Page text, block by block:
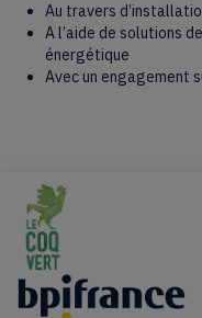
Au travers
A l’aide de solutions
énergétique
Avec un engagement